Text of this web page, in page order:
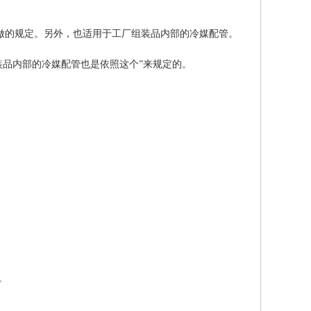
规定。另外，也适用于工厂组装品内部的冷媒配管。
内部的冷媒配管也是依照这个”来规定的。